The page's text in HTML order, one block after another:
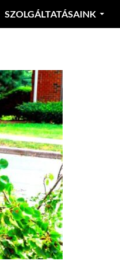
SZOLGÁLTATÁSAINK